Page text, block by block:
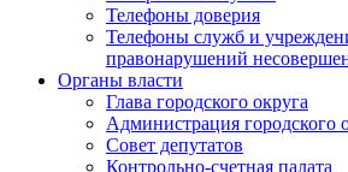
Телефоны доверия
Телефоны служб и
правонарушений
Органы власти
Глава городского округа
Администрация городcкого
Совет депутатов
Контрольно-счетная палата